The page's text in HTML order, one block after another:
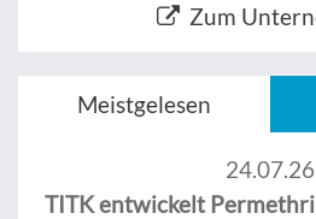
Zum
Meistgelesen
24.07.26
TITK entwickelt